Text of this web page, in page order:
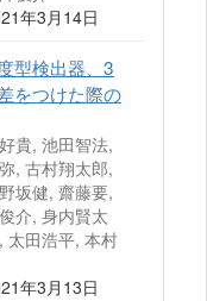
年3月14日
型検出器、3
をつけた際の
貴, 池田智法,
, 古村翔太郎,
坂健, 齋藤要,
介, 身内賢太
太田浩平, 本村
年3月13日